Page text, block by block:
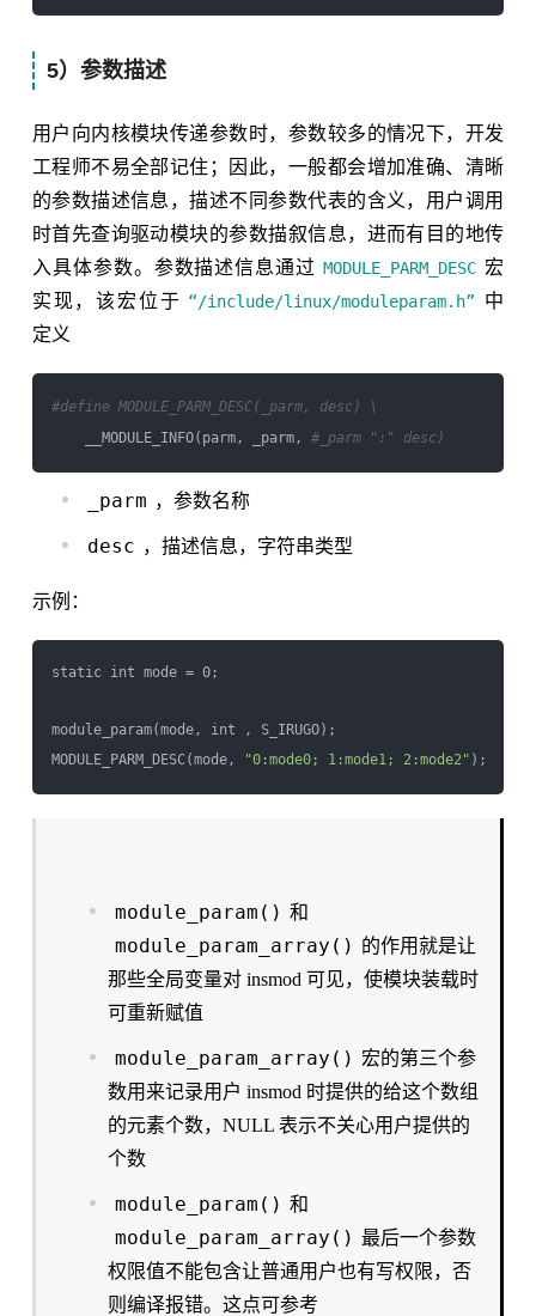
5）参数描述
用户向内核模块传递参数时，参数较多的情况下，开发
工程师不易全部记住；因此，一般都会增加准确、清晰
的参数描述信息，描述不同参数代表的含义，用户调用
时首先查询驱动模块的参数描叙信息，进而有目的地传
入具体参数。参数描述信息通过 MODULE_PARM_DESC 宏
实现，该宏位于 “/include/linux/moduleparam.h”
中
定义
#define MODULE_PARM_DESC(_parm, desc) \
__MODULE_INFO(parm, _parm, #_parm ":" desc)
_parm ，参数名称
desc ，描述信息，字符串类型
示例：
static int mode = 0;
module_param(mode, int , S_IRUGO);
MODULE_PARM_DESC(mode,
"0:mode0; 1:mode1; 2:mode2"
module_param() 和
module_param_array() 的作用就是让
那些全局变量对 insmod 可见，使模块装载时
可重新赋值
module_param_array() 宏的第三个参
数用来记录用户 insmod 时提供的给这个数组
的元素个数，NULL 表示不关心用户提供的
个数
module_param() 和
module_param_array() 最后一个参数
权限值不能包含让普通用户也有写权限，否
则编译报错。这点可参考